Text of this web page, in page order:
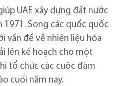
UAE xây dựng đất nước
1971. Song các quốc quốc
vấn đề về nhiên liệu hóa
lên kế hoạch cho một
tổ chức các cuộc đàm
cuối năm nay.